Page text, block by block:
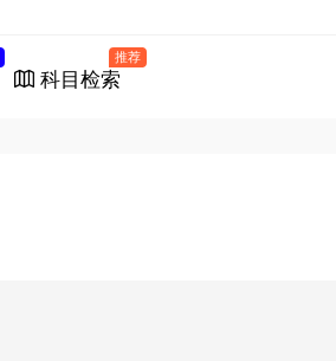
科目检索
推荐